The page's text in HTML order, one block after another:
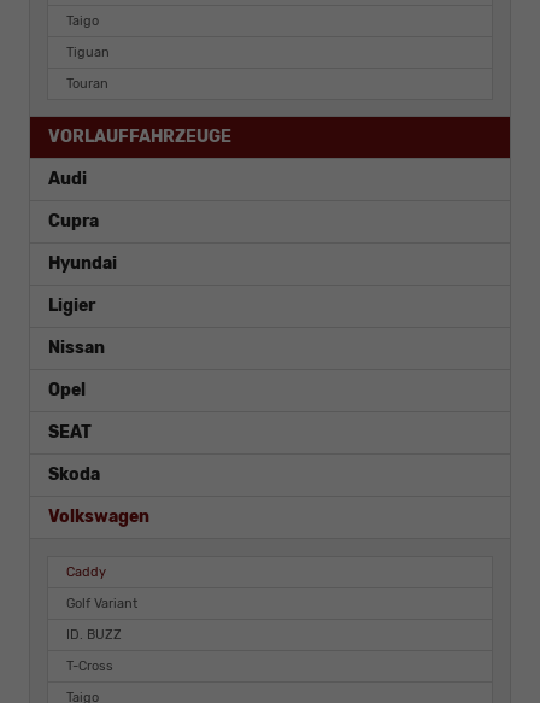
Taigo
Tiguan
Touran
VORLAUFFAHRZEUGE
Audi
Cupra
Hyundai
Ligier
Nissan
Opel
SEAT
Skoda
Volkswagen
Caddy
Golf Variant
ID. BUZZ
T-Cross
Taigo